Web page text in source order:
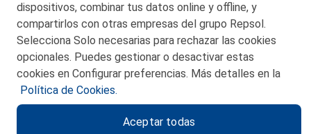
CONTACTO
MAPA WEB
POLITICA DE PRIVACIDAD
POLITICA DE COOKIES
dispositivos, combinar tus datos online y offline, y
compartirlos con otras empresas del grupo Repsol.
Selecciona Solo necesarias para rechazar las cookies
opcionales. Puedes gestionar o desactivar estas
cookies en Configurar preferencias. Más detalles en la
Política de Cookies.
Aceptar todas